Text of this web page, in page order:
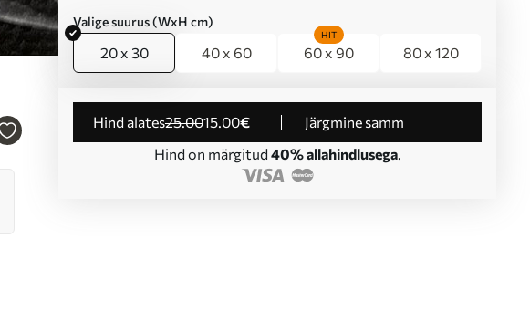
Valige suurus (WxH cm)
20 x 30 40 x 60 60 x 90
HIT
80 x 120
Hind alates25.0015.00€
Järgmine samm
Hind on märgitud 40% allahindlusega.